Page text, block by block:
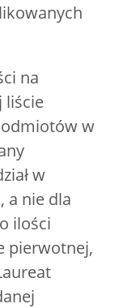
na
liście
w
w
a nie dla
ilości
pierwotnej,